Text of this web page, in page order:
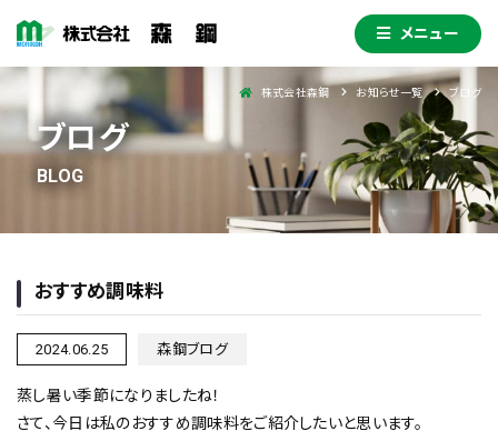
メニュー
ブログ
株式会社森鋼 お知らせ一覧 ブログ
おすすめ調味料
2024.06.25 森鋼ブログ
蒸し暑い季節になりましたね！
さて、今日は私のおすすめ調味料をご紹介したいと思います。